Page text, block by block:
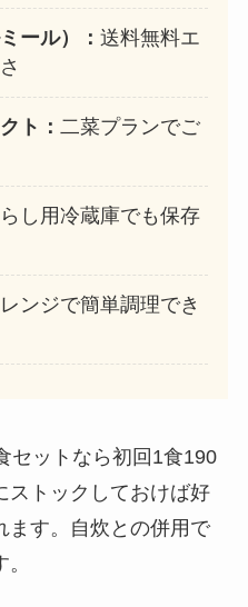
ール）： 送料無料エ
ト： 二菜プランでご
し用冷蔵庫でも保存
ンジで簡単調理でき
セットなら初回1食190
ストックしておけば好
ます。自炊との併用で